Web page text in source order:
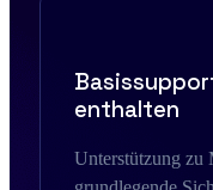
enthalten
Unterstützung zu